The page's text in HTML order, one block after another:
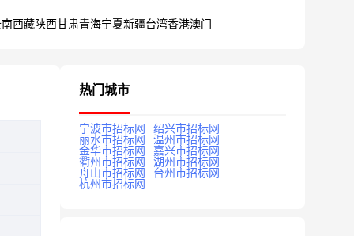
西藏陕西甘肃青海宁夏新疆台湾香港澳门
热门城市
宁波市招标网
绍兴市招标网
丽水市招标网
温州市招标网
金华市招标网
嘉兴市招标网
衢州市招标网
湖州市招标网
舟山市招标网
台州市招标网
杭州市招标网